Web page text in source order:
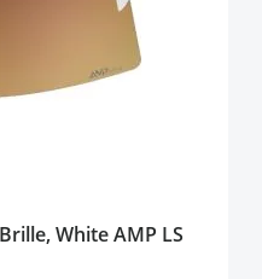
White AMP LS